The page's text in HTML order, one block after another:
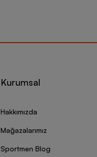
Kurumsal
Hakkımızda
Mağazalarımız
Sportmen Blog